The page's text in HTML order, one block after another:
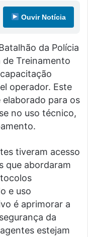
Ouvir Notícia
da Polícia
Treinamento
operador. Este
para os
no uso técnico,
tiveram acesso
que abordaram
e uso
é aprimorar a
da
estejam